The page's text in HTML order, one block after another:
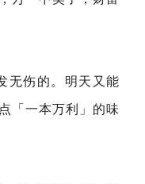
无伤的。明天又能
「一本万利」的味